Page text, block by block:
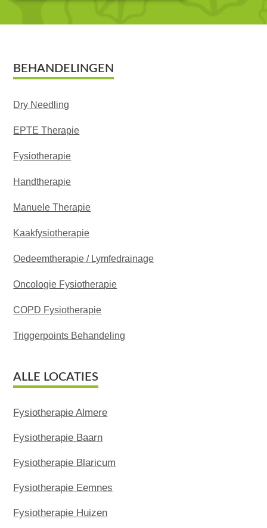
Footer
BEHANDELINGEN
Dry Needling
EPTE Therapie
Fysiotherapie
Handtherapie
Manuele Therapie
Kaakfysiotherapie
Oedeemtherapie / Lymfedrainage
Oncologie Fysiotherapie
COPD Fysiotherapie
Triggerpoints Behandeling
ALLE LOCATIES
Fysiotherapie Almere
Fysiotherapie Baarn
Fysiotherapie Blaricum
Fysiotherapie Eemnes
Fysiotherapie Huizen